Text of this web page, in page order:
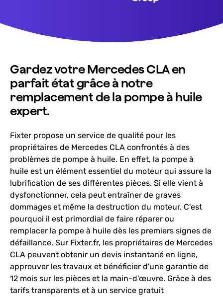
Gardez votre Mercedes CLA en
parfait état grâce à notre
remplacement de la pompe à huile
expert.
Fixter propose un service de qualité pour les
propriétaires de Mercedes CLA confrontés à des
problèmes de pompe à huile. En effet, la pompe à
huile est un élément essentiel du moteur qui assure la
lubrification de ses différentes pièces. Si elle vient à
dysfonctionner, cela peut entraîner de graves
dommages et même la destruction du moteur. C'est
pourquoi il est primordial de faire réparer ou
remplacer la pompe à huile dès les premiers signes de
défaillance. Sur Fixter.fr, les propriétaires de Mercedes
CLA peuvent obtenir un devis instantané en ligne,
approuver les travaux et bénéficier d'une garantie de
12 mois sur les pièces et la main-d'œuvre. Grâce à des
tarifs transparents et à un service gratuit